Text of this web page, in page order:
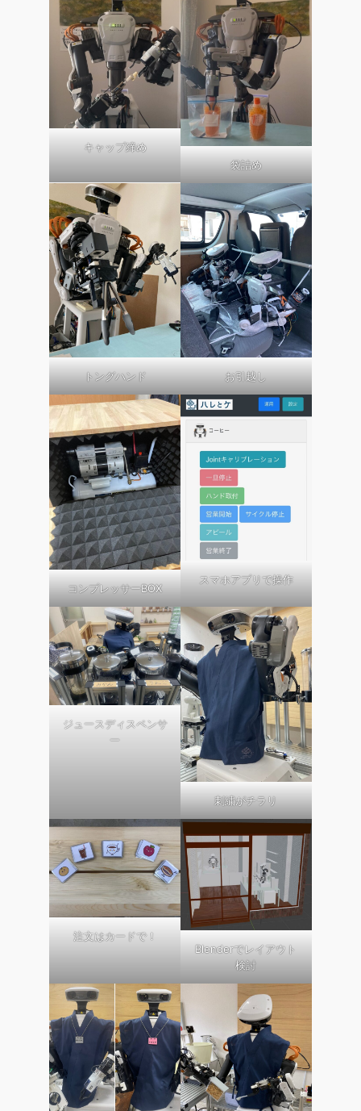
キャップ締め
袋詰め
トングハンド お引越し
コンプレッサーBOX
スマホアプリで操作
ジュースディスペンサ
ー
刺繍がチラリ
注文はカードで！
Blenderでレイアウト
検討